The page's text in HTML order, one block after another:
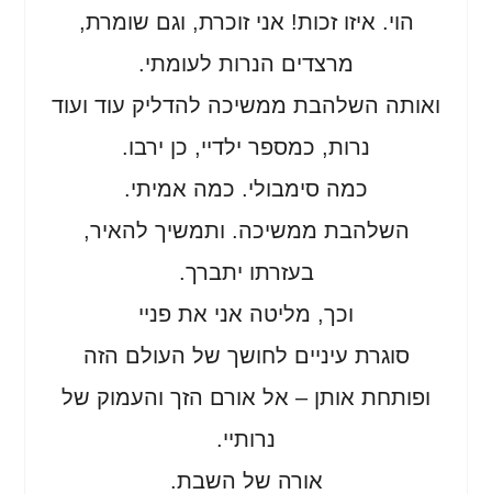
הוי. איזו זכות! אני זוכרת, וגם שומרת,
מרצדים הנרות לעומתי.
ואותה השלהבת ממשיכה להדליק עוד ועוד
נרות, כמספר ילדיי, כן ירבו.
כמה סימבולי. כמה אמיתי.
השלהבת ממשיכה. ותמשיך להאיר,
בעזרתו יתברך.
וכך, מליטה אני את פניי
סוגרת עיניים לחושך של העולם הזה
ופותחת אותן – אל אורם הזך והעמוק של
נרותיי.
אורה של השבת.